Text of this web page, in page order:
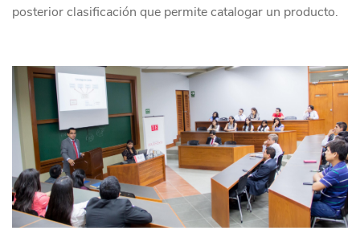
posterior clasificación que permite catalogar un producto.